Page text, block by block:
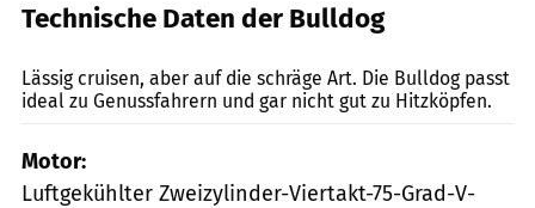
Technische Daten der Bulldog
Lässig cruisen, aber auf die schräge Art. Die Bulldog passt
ideal zu Genussfahrern und gar nicht gut zu Hitzköpfen.
Motor:
Luftgekühlter Zweizylinder-Viertakt-75-Grad-V-